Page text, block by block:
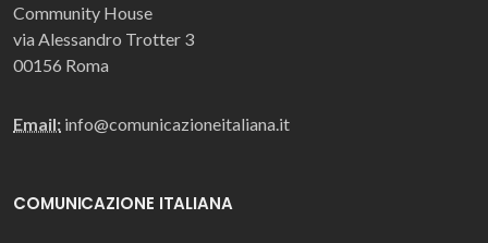
Community House
via Alessandro Trotter 3
00156 Roma
Email: info@comunicazioneitaliana.it
COMUNICAZIONE ITALIANA